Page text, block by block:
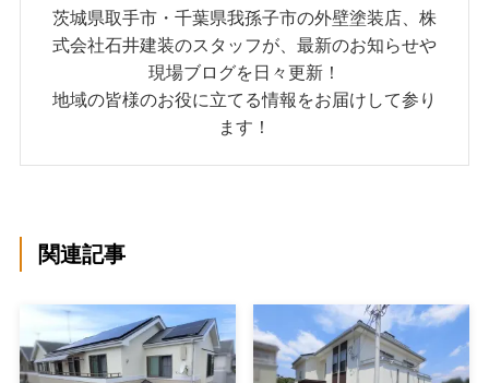
茨城県取手市・千葉県我孫子市の外壁塗装店、株
式会社石井建装のスタッフが、最新のお知らせや
現場ブログを日々更新！
地域の皆様のお役に立てる情報をお届けして参り
ます！
関連記事